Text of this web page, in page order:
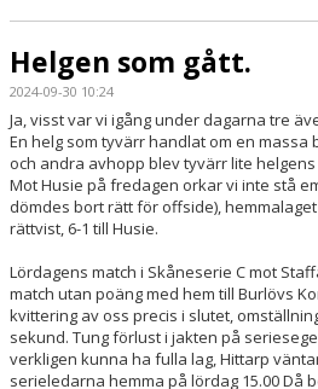
Helgen som gått.
2024-09-30 10:24
Ja, visst var vi igång under dagarna tre
En helg som tyvärr handlat om en
och andra avhopp blev tyvärr lite helgens
Mot Husie på fredagen orkar vi inte stå
dömdes bort rätt för offside),
rättvist, 6-1 till Husie.
Lördagens match i Skåneserie C mot
match utan poäng med hem till Burlövs
kvittering av oss precis i slutet,
sekund. Tung förlust i jakten på
verkligen kunna ha fulla lag, Hittarp
serieledarna hemma på lördag 15.00 Då